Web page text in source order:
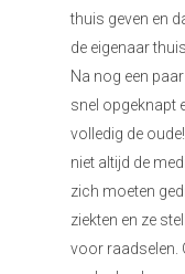
thuis geven en
de eigenaar
Na nog een
snel opgeknapt
volledig de
niet altijd de
zich moeten
ziekten en ze
voor raadselen.